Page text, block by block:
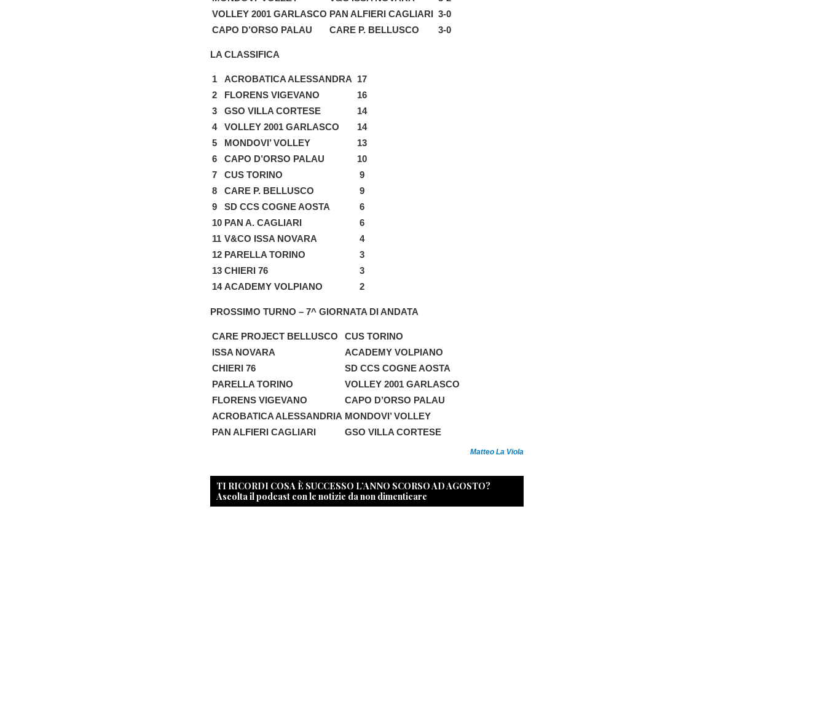
VOLLEY 2001 GARLASCO PAN ALFIERI CAGLIARI 3-0
CAPO D’ORSO PALAU
CARE P. BELLUSCO 3-0
LA CLASSIFICA
1 ACROBATICA ALESSANDRA 17
2
FLORENS VIGEVANO
16
3
GSO VILLA CORTESE
14
4
VOLLEY 2001 GARLASCO
14
5
MONDOVI’ VOLLEY
13
6
CAPO D’ORSO PALAU
10
7
CUS TORINO
9
8
CARE P. BELLUSCO
9
9
SD CCS COGNE AOSTA
6
10 PAN A. CAGLIARI
6
11 V&CO ISSA NOVARA
4
12 PARELLA TORINO
3
13 CHIERI 76
3
14 ACADEMY VOLPIANO 2
PROSSIMO TURNO – 7^ GIORNATA DI ANDATA
CARE PROJECT BELLUSCO
CUS TORINO
ISSA NOVARA
ACADEMY VOLPIANO
CHIERI 76
SD CCS COGNE AOSTA
PARELLA TORINO
VOLLEY 2001 GARLASCO
FLORENS VIGEVANO
CAPO D’ORSO PALAU
ACROBATICA ALESSANDRIA MONDOVI’ VOLLEY
PAN ALFIERI CAGLIARI
GSO VILLA CORTESE
Matteo La Viola
TI RICORDI COSA È SUCCESSO L’ANNO SCORSO AD AGOSTO?
Ascolta il podcast con le notizie da non dimenticare